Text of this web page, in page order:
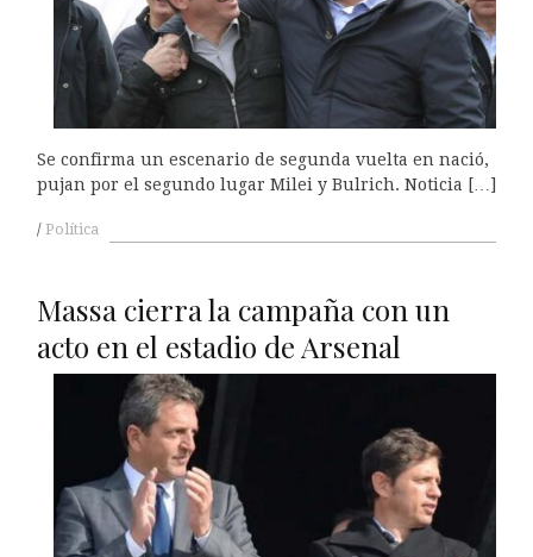
Se confirma un escenario de segunda vuelta en nació,
pujan por el segundo lugar Milei y Bulrich. Noticia […]
Política
Massa cierra la campaña con un
acto en el estadio de Arsenal